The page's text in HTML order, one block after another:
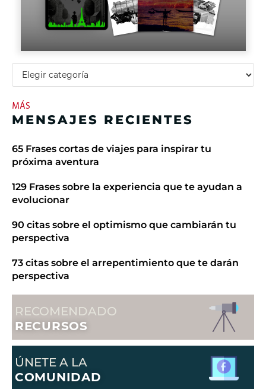
MÁS
MENSAJES RECIENTES
65 Frases cortas de viajes para inspirar tu
próxima aventura
129 Frases sobre la experiencia que te ayudan a
evolucionar
90 citas sobre el optimismo que cambiarán tu
perspectiva
73 citas sobre el arrepentimiento que te darán
perspectiva
RECOMENDADO
RECURSOS
ÚNETE A LA
COMUNIDAD